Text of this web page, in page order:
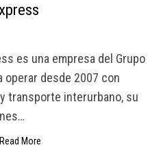
es una empresa del Grupo
operar desde 2007 con
transporte interurbano, su
Read More